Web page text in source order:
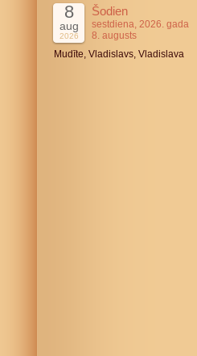
8
aug
2026
Šodien
sestdiena, 2026. gada
8. augusts
Mudīte, Vladislavs, Vladislava